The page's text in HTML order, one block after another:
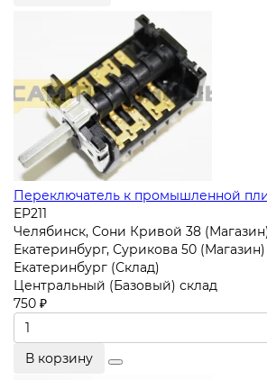
Переключатель к промышленной
EP211
Челябинск, Сони Кривой 38
Екатеринбург, Сурикова 50 (Магазин)
Екатеринбург (Склад)
Центральный (Базовый) склад
750 ₽
В корзину